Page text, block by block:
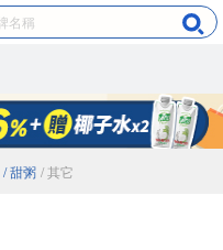
/ 甜粥 / 其它